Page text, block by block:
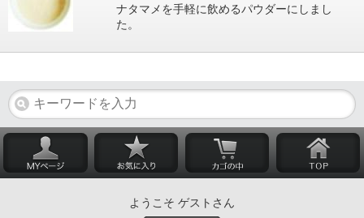
ナタマメを手軽に飲めるパウダーにしまし
た。
ようこそ ゲストさん